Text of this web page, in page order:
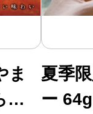
ま
明
夏季
ー